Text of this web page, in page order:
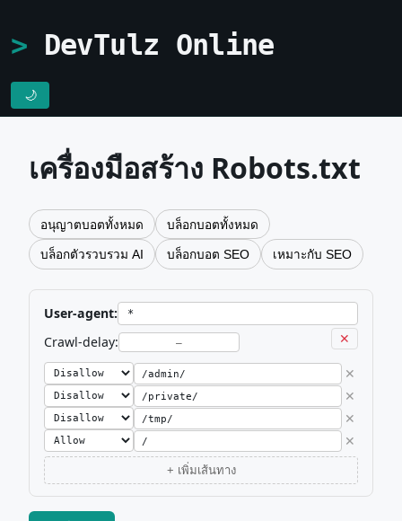
DevTulz Online
🌙
เครื่องมือสร้าง Robots.txt
อนุญาตบอตทั้งหมด บล็อกบอตทั้งหมด
บล็อกตัวรวบรวม AI บล็อกบอต SEO เหมาะกับ SEO
User-agent:
Crawl-delay:
✕
✕
✕
✕
✕
+ เพิ่มเส้นทาง